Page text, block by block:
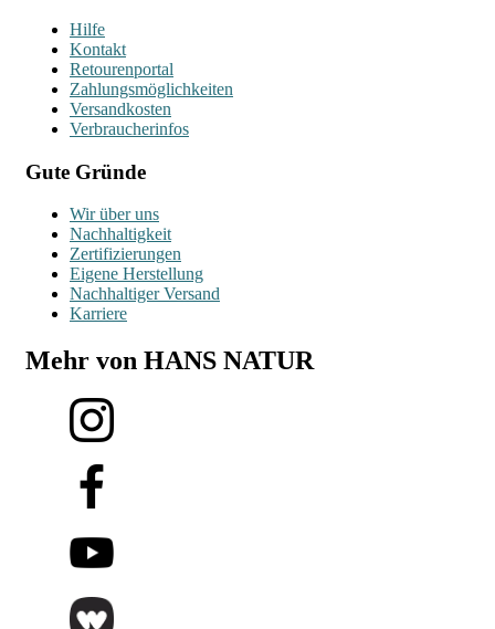
Hilfe
Kontakt
Retourenportal
Zahlungsmöglichkeiten
Versandkosten
Verbraucherinfos
Gute Gründe
Wir über uns
Nachhaltigkeit
Zertifizierungen
Eigene Herstellung
Nachhaltiger Versand
Karriere
Mehr von HANS NATUR